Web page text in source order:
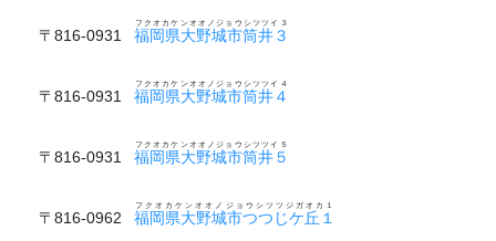
〒816-0931 福岡県大野城市筒井３
フクオカケンオオノジョウシツツイ３
〒816-0931 福岡県大野城市筒井４
フクオカケンオオノジョウシツツイ４
〒816-0931 福岡県大野城市筒井５
フクオカケンオオノジョウシツツイ５
〒816-0962 福岡県大野城市つつじケ丘１
フクオカケンオオノジョウシツツジガオカ１